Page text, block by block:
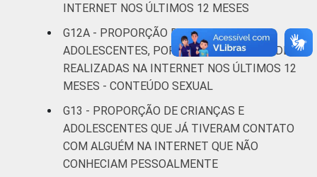
CLASSE
SOCIAL 2015
AB 9
C 6
DE
1Base: 19.510.697 usuários de Internet de 11
a 17 anos. Respostas múltiplas e
estimuladas. Dados coletados entre
novembro de 2015 e junho de 2016. Dados
INTERNET NOS ÚLTIMOS 12 MESES
G12A - PROPORÇÃO DE CRIANÇAS E
ADOLESCENTES, POR TIPOS DE ATIVIDADES
REALIZADAS NA INTERNET NOS ÚLTIMOS 12
MESES - CONTEÚDO SEXUAL
G13 - PROPORÇÃO DE CRIANÇAS E
ADOLESCENTES QUE JÁ TIVERAM CONTATO
COM ALGUÉM NA INTERNET QUE NÃO
CONHECIAM PESSOALMENTE